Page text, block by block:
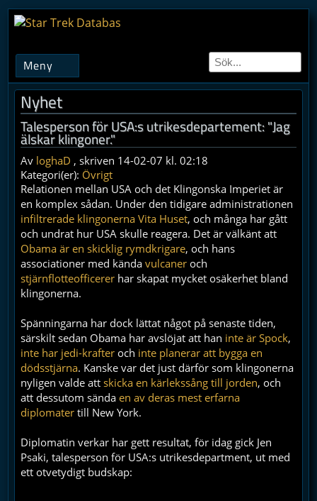
Nyhet
Talesperson för USA:s utrikesdepartement: "Jag
älskar klingoner."
Av loghaD , skriven 14-02-07 kl. 02:18
Kategori(er): Övrigt
Relationen mellan USA och det Klingonska Imperiet är
en komplex sådan. Under den tidigare administrationen
infiltrerade klingonerna Vita Huset, och många har gått
och undrat hur USA skulle reagera. Det är välkänt att
Obama är en skicklig rymdkrigare, och hans
associationer med kändavulcaner och
stjärnflotteofficerer har skapat mycket osäkerhet bland
klingonerna.
Spänningarna har dock lättat något på senaste tiden,
särskilt sedan Obama har avslöjat att han inte är Spock,
inte har jedi-krafter och inte planerar att bygga en
dödsstjärna. Kanske var det just därför som klingonerna
nyligen valde attskicka en kärlekssång till jorden, och
att dessutom sändaen av deras mest erfarna
diplomater till New York.
Diplomatin verkar har gett resultat, för idag gick Jen
Psaki, talesperson för USA:s utrikesdepartment, ut med
ett otvetydigt budskap:
Meny